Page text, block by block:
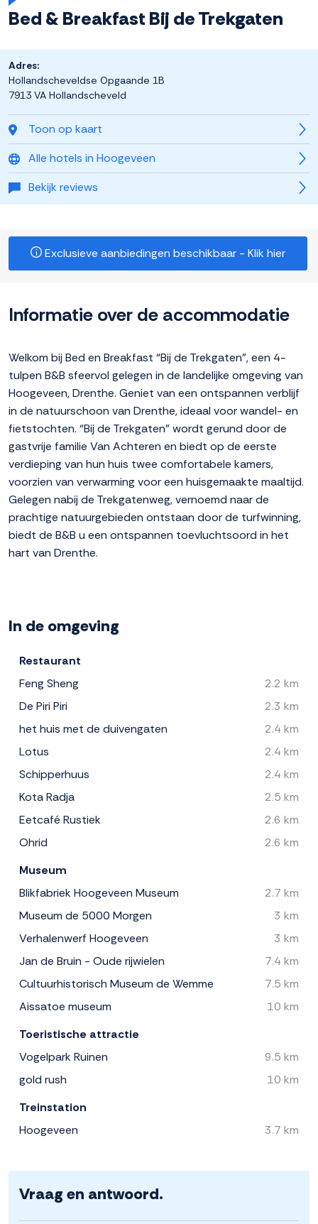
Bed & Breakfast Bij de Trekgaten
Toon op kaart
Alle hotels in Hoogeveen
Bekijk reviews
Adres:
Hollandscheveldse Opgaande 1B
7913 VA Hollandscheveld
Exclusieve aanbiedingen beschikbaar - Klik hier
Informatie over de accommodatie
Welkom bij Bed en Breakfast “Bij de Trekgaten”, een 4-
tulpen B&B sfeervol gelegen in de landelijke omgeving van
Hoogeveen, Drenthe. Geniet van een ontspannen verblijf
in de natuurschoon van Drenthe, ideaal voor wandel- en
fietstochten. “Bij de Trekgaten” wordt gerund door de
gastvrije familie Van Achteren en biedt op de eerste
verdieping van hun huis twee comfortabele kamers,
voorzien van verwarming voor een huisgemaakte maaltijd.
Gelegen nabij de Trekgatenweg, vernoemd naar de
prachtige natuurgebieden ontstaan door de turfwinning,
biedt de B&B u een ontspannen toevluchtsoord in het
hart van Drenthe.
In de omgeving
Restaurant
Feng Sheng
2.2 km
De Piri Piri
2.3 km
het huis met de duivengaten
2.4 km
Lotus
2.4 km
Schipperhuus
2.4 km
Kota Radja
2.5 km
Eetcafé Rustiek
2.6 km
Ohrid
2.6 km
Museum
Blikfabriek Hoogeveen Museum
2.7 km
Museum de 5000 Morgen
3 km
Verhalenwerf Hoogeveen
3 km
Jan de Bruin - Oude rijwielen
7.4 km
Cultuurhistorisch Museum de Wemme
7.5 km
Aissatoe museum
10 km
Toeristische attractie
Vogelpark Ruinen
9.5 km
gold rush
10 km
Treinstation
Hoogeveen
3.7 km
Vraag en antwoord.